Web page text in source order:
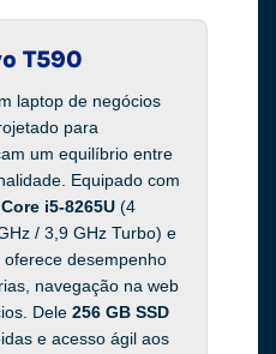
T590
laptop de negócios
para
um equilíbrio entre
Equipado com
i5-8265U (4
/ 3,9 GHz Turbo) e
oferece desempenho
navegação na web
Dele 256 GB SSD
e acesso ágil aos